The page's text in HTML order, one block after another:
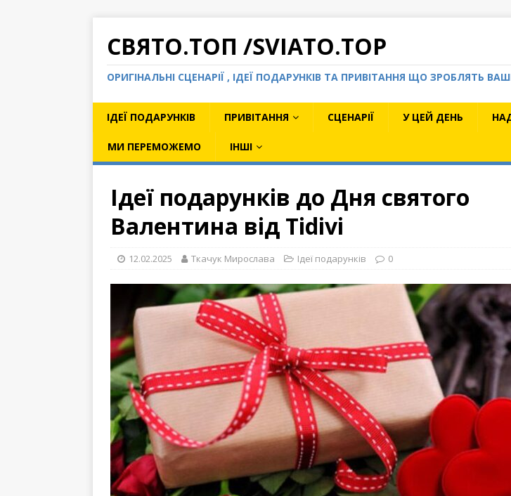
СВЯТО.ТОП /SVIATO.TOP
ОРИГІНАЛЬНІ СЦЕНАРІЇ , ІДЕЇ ПОДАРУНКІВ ТА ПРИВІТАННЯ ЩО ЗРОБЛЯТЬ
ІДЕЇ ПОДАРУНКІВ ПРИВІТАННЯ СЦЕНАРІЇ У ЦЕЙ ДЕНЬ
МИ ПЕРЕМОЖЕМО ІНШІ
Ідеї подарунків до Дня святого
Валентина від Tidivi
12.02.2025 Ткачук Мирослава Ідеї подарунків 0